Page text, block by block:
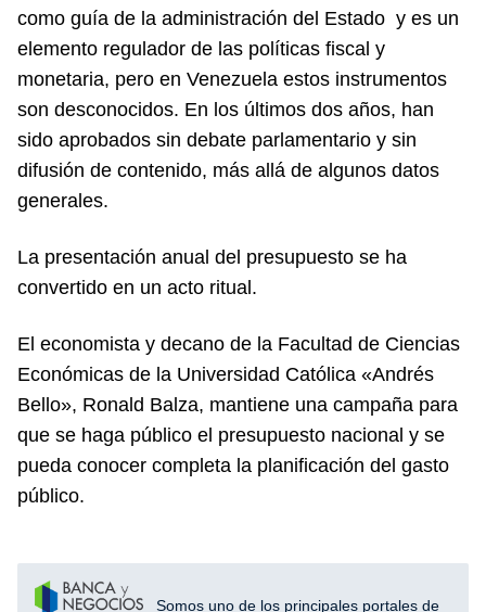
como guía de la administración del Estado y es un
elemento regulador de las políticas fiscal y
monetaria, pero en Venezuela estos instrumentos
son desconocidos. En los últimos dos años, han
sido aprobados sin debate parlamentario y sin
difusión de contenido, más allá de algunos datos
generales.
La presentación anual del presupuesto se ha
convertido en un acto ritual.
El economista y decano de la Facultad de Ciencias
Económicas de la Universidad Católica «Andrés
Bello», Ronald Balza, mantiene una campaña para
que se haga público el presupuesto nacional y se
pueda conocer completa la planificación del gasto
público.
Somos uno de los principales portales de